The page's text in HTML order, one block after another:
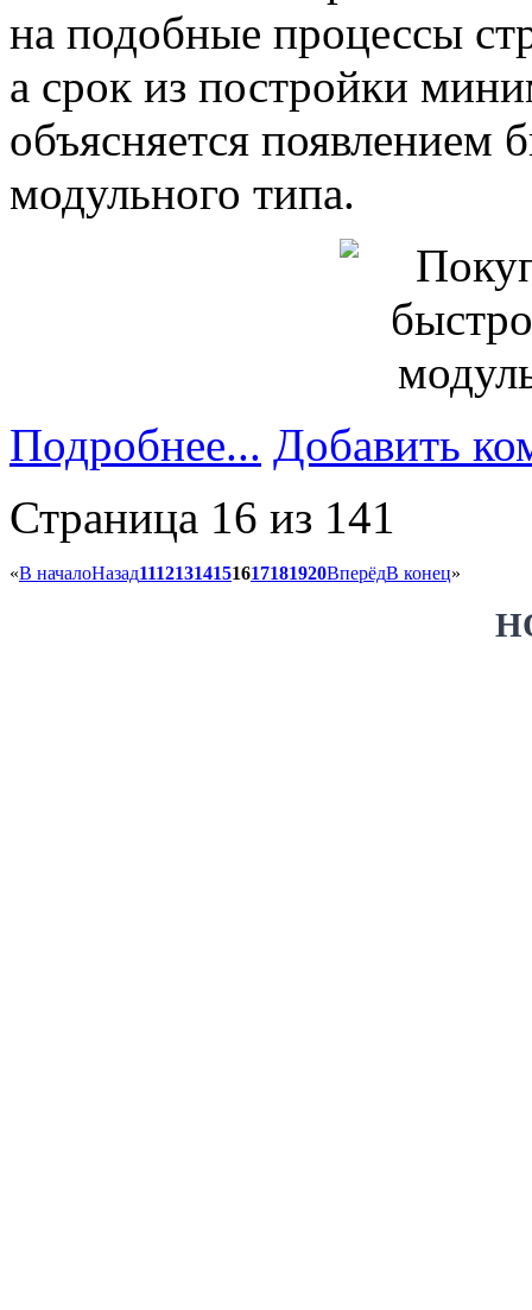
на подобные процессы
а срок из постройки
объясняется появлением
модульного типа.
Подробнее... Добавить
Страница 16 из 141
«В началоНазад11121314151617181920ВперёдВ конец»